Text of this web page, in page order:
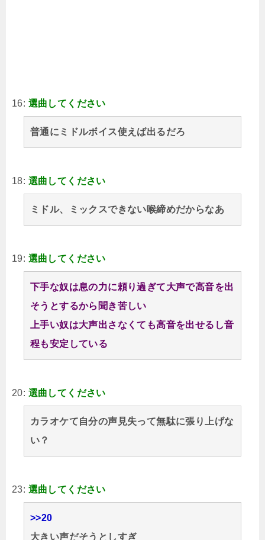
16: 選曲してください
普通にミドルボイス使えば出るだろ
18: 選曲してください
ミドル、ミックスできない喉締めだからなあ
19: 選曲してください
下手な奴は息の力に頼り過ぎて大声で高音を出
そうとするから聞き苦しい
上手い奴は大声出さなくても高音を出せるし音
程も安定している
20: 選曲してください
カラオケて自分の声見失って無駄に張り上げな
い？
23: 選曲してください
>>20
大きい声だそうとしすぎ